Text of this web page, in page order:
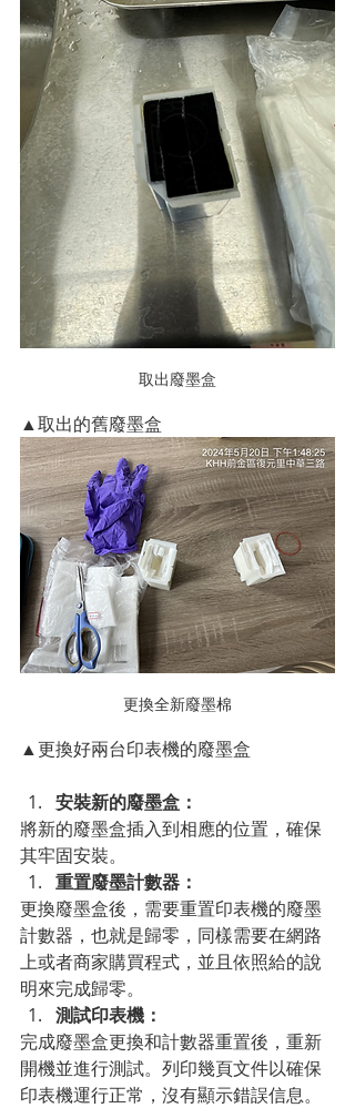
取出廢墨盒
▲取出的舊廢墨盒
更換全新廢墨棉
▲更換好兩台印表機的廢墨盒
安裝新的廢墨盒：
將新的廢墨盒插入到相應的位置，確保
其牢固安裝。
重置廢墨計數器：
更換廢墨盒後，需要重置印表機的廢墨
計數器，也就是歸零，同樣需要在網路
上或者商家購買程式，並且依照給的說
明來完成歸零。
測試印表機：
完成廢墨盒更換和計數器重置後，重新
開機並進行測試。列印幾頁文件以確保
印表機運行正常，沒有顯示錯誤信息。